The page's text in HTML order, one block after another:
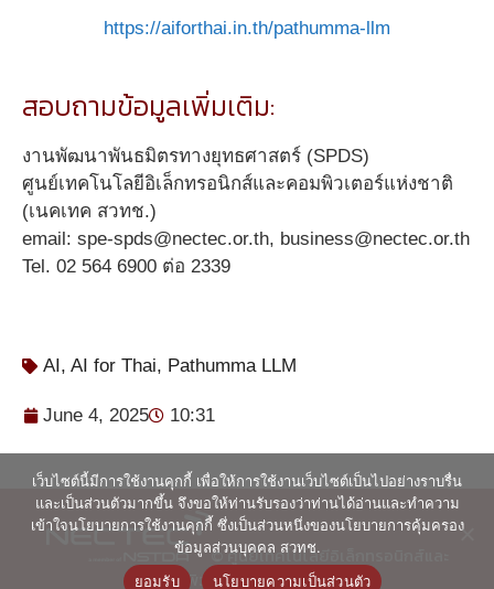
https://aiforthai.in.th/pathumma-llm
สอบถามข้อมูลเพิ่มเติม:
งานพัฒนาพันธมิตรทางยุทธศาสตร์ (SPDS)
ศูนย์เทคโนโลยีอิเล็กทรอนิกส์และคอมพิวเตอร์แห่งชาติ
(เนคเทค สวทช.)
email: spe-spds@nectec.or.th, business@nectec.or.th
Tel. 02 564 6900 ต่อ 2339
AI , AI for Thai, Pathumma LLM
June 4, 2025 10:31
© ศูนย์เทคโนโลยีอิเล็กทรอนิกส์และ
คอมพิวเตอร์แห่งชาติ 2563
เว็บไซต์นี้มีการใช้งานคุกกี้ เพื่อให้การใช้งานเว็บไซต์เป็นไปอย่างราบรื่น
และเป็นส่วนตัวมากขึ้น จึงขอให้ท่านรับรองว่าท่านได้อ่านและทำความ
เข้าใจนโยบายการใช้งานคุกกี้ ซึ่งเป็นส่วนหนึ่งของนโยบายการคุ้มครอง
ข้อมูลส่วนบุคคล สวทช.
ยอมรับ
นโยบายความเป็นส่วนตัว